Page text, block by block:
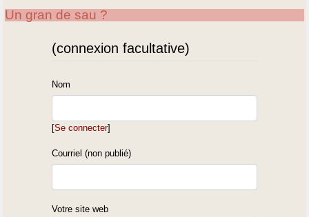
Un gran de sau ?
(connexion facultative)
Nom
[Se connecter]
Courriel (non publié)
Votre site web